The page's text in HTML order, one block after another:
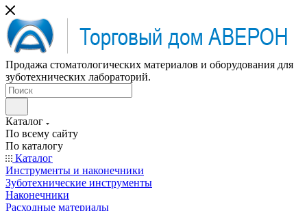
Продажа стоматологических материалов и оборудования для
зуботехнических лабораторий.
Каталог
По всему сайту
По каталогу
Каталог
Инструменты и наконечники
Зуботехнические инструменты
Наконечники
Расходные материалы